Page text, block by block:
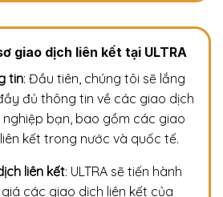
giao dịch liên kết tại ULTRA
tin: Đầu tiên, chúng tôi sẽ lắng
đủ thông tin về các giao dịch
bạn, bao gồm các giao
kết trong nước và quốc tế.
liên kết: ULTRA sẽ tiến hành
các giao dịch liên kết của